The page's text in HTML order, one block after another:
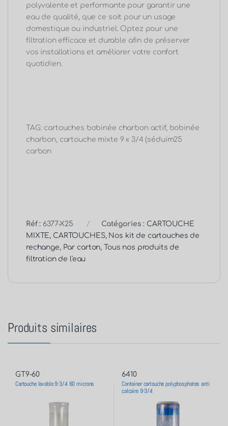
polyvalente et performante pour garantir une
eau de qualité, que ce soit pour un usage
domestique ou industriel. Optez pour une
filtration efficace et durable afin de préserver
vos installations et améliorer votre confort
quotidien.
TAG: cartouches bobinée charbon actif, bobinée
charbon, cartouche mixte 9 « 3/4 (séduim25
carbon
Réf : 6377-X25 Catégories : CARTOUCHE
MIXTE, CARTOUCHES, Nos kit de cartouches de
rechange, Par carton, Tous nos produits de
filtration de l'eau
Produits similaires
GT9-60
Cartouche lavable 9-3/4 60 microns
6410
Container cartouche polyphosphates anti
calcaire 9-3/4